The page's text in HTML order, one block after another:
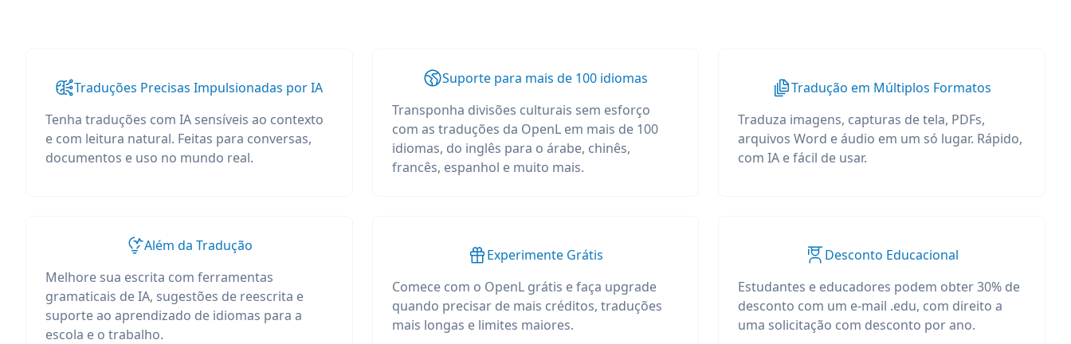
Traduções Precisas Impulsionadas por IA
Tenha traduções com IA sensíveis ao contexto
e com leitura natural. Feitas para conversas,
documentos e uso no mundo real.
Suporte para mais de 100 idiomas
Transponha divisões culturais sem esforço
com as traduções da OpenL em mais de 100
idiomas, do inglês para o árabe, chinês,
francês, espanhol e muito mais.
Tradução em Múltiplos Formatos
Traduza imagens, capturas de tela, PDFs,
arquivos Word e áudio em um só lugar. Rápido,
com IA e fácil de usar.
Além da Tradução
Melhore sua escrita com ferramentas
gramaticais de IA, sugestões de reescrita e
suporte ao aprendizado de idiomas para a
escola e o trabalho.
Experimente Grátis
Comece com o OpenL grátis e faça upgrade
quando precisar de mais créditos, traduções
mais longas e limites maiores.
Desconto Educacional
Estudantes e educadores podem obter 30% de
desconto com um e-mail .edu, com direito a
uma solicitação com desconto por ano.